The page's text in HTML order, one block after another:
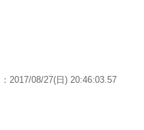
：2017/08/27(日) 20:46:03.57